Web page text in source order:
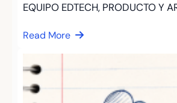
EQUIPO EDTECH, PRODUCTO Y
Read More